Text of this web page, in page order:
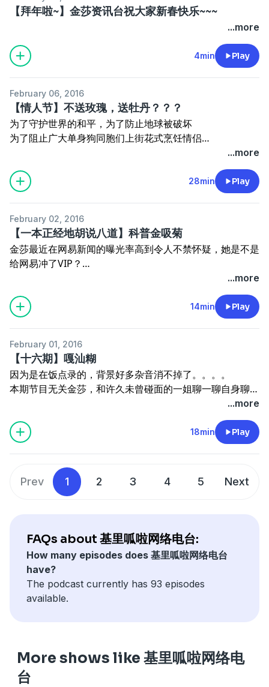
【祝大家元宵节快乐~~假期结束了好忧桑。。。。】
文稿：大葱
嘉宾：节操，瓜瓜，寒暄
后期：大葱
【拜年啦~】金莎资讯台祝大家新春快乐~~~
...more
4min Play
February 06, 2016
【情人节】不送玫瑰，送牡丹？？？
为了守护世界的和平，为了防止地球被破坏
为了阻止广大单身狗同胞们上街花式烹饪情侣
已经回归单身的一姐，和一如既往单身的大葱，特地录了这
所以今天我们就在这里边听歌边开单身狗座谈会~
大家可以在节目下方的评论区说出自己对爱情的感悟，给自
己打打广告。指不定就找到真爱了呢！我们也会在评论中挑
选一名最最最真心的听众送上金莎自创香水品牌爱维施的真
心若有爱爱自会来，希望爱维施也能给你带来好运！
还会挑选一名最最最最真爱的粉丝，比如那种天天来我们节
目评论打卡的“忠实脑残粉”送出【糖果研究室Candy Lab】
22g糖果两罐！！
希望能给你的生活加一把糖~~~
获奖名单将会在元宵节节目中公布~~
主播：一姐，大葱
后期：大葱
...more
28min Play
February 02, 2016
【一本正经地胡说八道】科普金吸菊
金莎最近在网易新闻的曝光率高到令人不禁怀疑，她是不是
给网易冲了VIP？
不过看到新闻的内容质量，我们倒是怀疑是不是因为她的
这一切的背后，究竟有什么样的隐情？
同行的撕逼？
团队的内鬼？
还是，众多莎拉口中的禁忌——金吸菊？？？？
何为金吸菊？请听主播一姐和大葱，为您缓缓道来。。。。
【友情提示：本节目主要内容为一本正经地胡说八道，如您
轻信，后果自负！】
文稿：大葱
主播：大葱，一姐
...more
14min Play
February 01, 2016
【十六期】嘎汕糊
因为是在饭点录的，背景好多杂音消不掉了。。。。
本期节目无关金莎，和许久未曾碰面的一姐聊一聊自身聊一
...more
18min Play
Prev 1 2 3 4 5 Next
FAQs about 基里呱啦网络电台:
How many episodes does 基里呱啦网络电台
have?
The podcast currently has 93 episodes
available.
More shows like 基里呱啦网络电
台